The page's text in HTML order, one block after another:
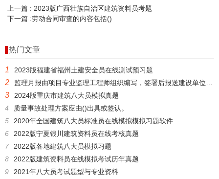
上一篇 : 2023版广西壮族自治区建筑资料员考题
下一篇 :劳动合同审查的内容包括()
热门文章
1 2023版福建省福州土建安全员在线测试预习题
2 监理月报由项目专业监理工程师组织编写，签署后报送建设单位或本监理单位。
3
2024版重庆市建筑八大员模拟真题
4
质量事故处理方案应由()出具或签认。
5
2020年全国建筑八大员标准员在线模拟模拟习题软件
6
2022版宁夏银川建筑资料员在线考核真题
7
2022版各地建筑八大员模拟习题
8
2022版建筑资料员在线模拟考试历年真题
9
2021年八大员考试题型与专业资料